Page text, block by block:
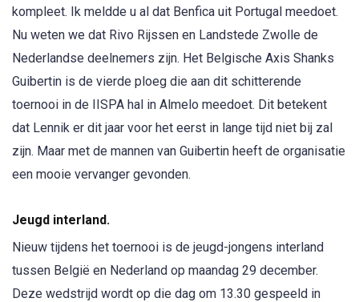
kompleet. Ik meldde u al dat Benfica uit Portugal meedoet.
Nu weten we dat Rivo Rijssen en Landstede Zwolle de
Nederlandse deelnemers zijn. Het Belgische Axis Shanks
Guibertin is de vierde ploeg die aan dit schitterende
toernooi in de IISPA hal in Almelo meedoet. Dit betekent
dat Lennik er dit jaar voor het eerst in lange tijd niet bij zal
zijn. Maar met de mannen van Guibertin heeft de organisatie
een mooie vervanger gevonden.
Jeugd interland.
Nieuw tijdens het toernooi is de jeugd-jongens interland
tussen België en Nederland op maandag 29 december.
Deze wedstrijd wordt op die dag om 13.30 gespeeld in